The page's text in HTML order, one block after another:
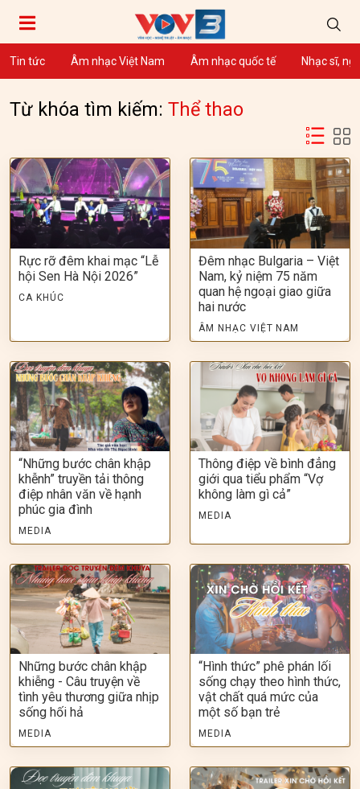
Tin tức Âm nhạc Việt Nam Âm nhạc quốc tế Nhạc sĩ,
Từ khóa tìm kiếm: Thể thao
Rực rỡ đêm khai mạc “Lễ
hội Sen Hà Nội 2026”
CA KHÚC
Đêm nhạc Bulgaria – Việt
Nam, kỷ niệm 75 năm
quan hệ ngoại giao giữa
hai nước
ÂM NHẠC VIỆT NAM
“Những bước chân khập
khễnh” truyền tải thông
điệp nhân văn về hạnh
phúc gia đình
MEDIA
Thông điệp về bình đẳng
giới qua tiểu phẩm “Vợ
không làm gì cả”
MEDIA
Những bước chân khập
khiễng - Câu truyện về
tình yêu thương giữa nhịp
sống hối hả
MEDIA
“Hình thức” phê phán lối
sống chạy theo hình thức,
vật chất quá mức của
một số bạn trẻ
MEDIA